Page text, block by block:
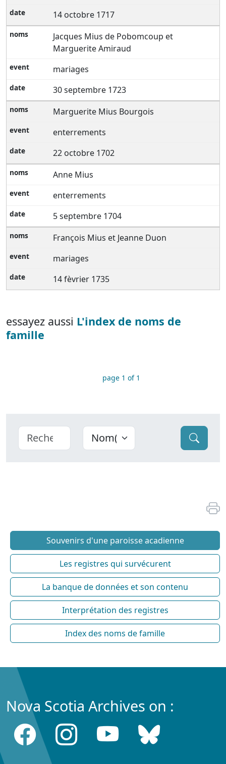
14 octobre 1717
Jacques Mius de Pobomcoup et
Marguerite Amiraud
mariages
30 septembre 1723
Marguerite Mius Bourgois
enterrements
22 octobre 1702
Anne Mius
enterrements
5 septembre 1704
François Mius et Jeanne Duon
mariages
14 fèvrier 1735
essayez aussi L'index de noms de
famille
page 1 of 1
Souvenirs d'une paroisse acadienne
Les registres qui survécurent
La banque de données et son contenu
Interprétation des registres
Index des noms de famille
Nova Scotia Archives on :